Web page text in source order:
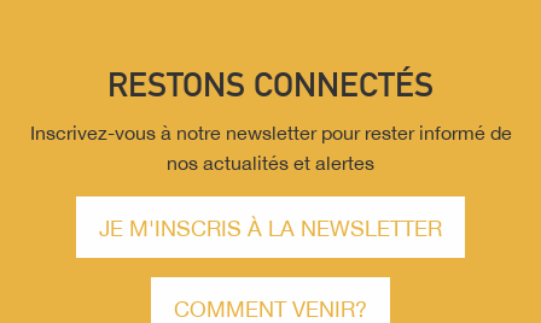
RESTONS CONNECTÉS
Inscrivez-vous à notre newsletter pour rester informé de
nos actualités et alertes
JE M'INSCRIS À LA NEWSLETTER
COMMENT VENIR?